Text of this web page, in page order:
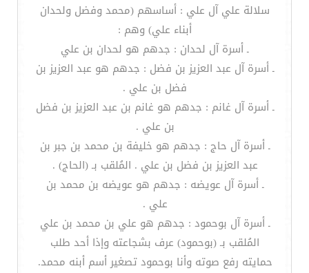
سلالة علي آل علي : أساسهم (محمد وفضل ولحدان
أبناء علي) وهم :
ـ أسرة آل لحدان : جدهم هو لحدان بن علي
ـ أسرة آل عبد العزيز بن فضل : جدهم هو عبد العزيز بن
فضل بن علي .
ـ أسرة آل غانم : جدهم هو غانم بن عبد العزيز بن فضل
بن علي .
ـ أسرة آل حاج : جدهم هو خليفة بن محمد بن جبر بن
عبد العزيز بن فضل بن علي . المُلقب بـ (الحاج) .
ـ أسرة آل عويضه : جدهم هو عويضه بن محمد بن
علي .
ـ أسرة آل بوحمود : جدهم هو علي بن محمد بن علي
المُلقب بـ (بوحمود) عرف بشجاعته وإذا أحد طلب
حمايته رفع صوته وأنا بوحمود تصغير أسم أبنه محمد.